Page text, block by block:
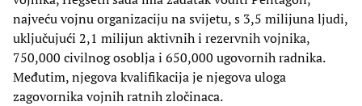
najveću vojnu organizaciju na svijetu, s 3,5 milijuna ljudi,
uključujući 2,1 milijun aktivnih i rezervnih vojnika,
750,000 civilnog osoblja i 650,000 ugovornih radnika.
Međutim, njegova kvalifikacija je njegova uloga
zagovornika vojnih ratnih zločinaca.